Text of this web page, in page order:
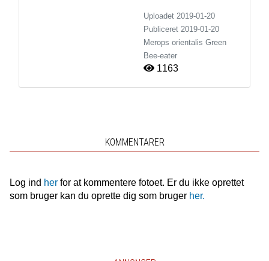
Uploadet 2019-01-20
Publiceret 2019-01-20
Merops orientalis Green
Bee-eater
1163
KOMMENTARER
Log ind herfor at kommentere fotoet. Er du ikke oprettet
som bruger kan du oprette dig som bruger her.